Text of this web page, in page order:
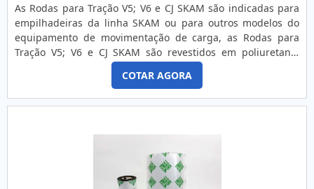
As Rodas para Tração V5; V6 e CJ SKAM são indicadas para
empilhadeiras da linha SKAM ou para outros modelos do
equipamento de movimentação de carga, as Rodas para
Tração V5; V6 e CJ SKAM são revestidos em poliuretano,
produto bastante utiizado em cargas. A Elevatio
Empilhadeiras é uma conceituada empresa que atua no
segmento de empilhadeiras e Rodas para Tração V5; V6 e CJ
SKAM, tendo foco em comercialização em peças de
aqui no Soluções Industriais você consegue as melhores
COTAR AGORA